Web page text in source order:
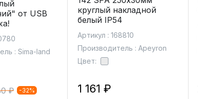
от USB
: Sima-land
₽ -32%
круглый накладной
белый IP54
Артикул : 168810
Производитель : Apeyron
Цвет:
1 161 ₽